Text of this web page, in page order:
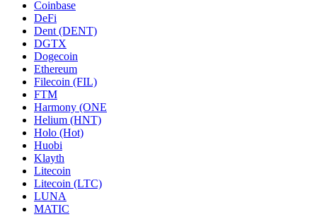
Coinbase
DeFi
Dent (DENT)
DGTX
Dogecoin
Ethereum
Filecoin (FIL)
FTM
Harmony (ONE
Helium (HNT)
Holo (Hot)
Huobi
Klayth
Litecoin
Litecoin (LTC)
LUNA
MATIC